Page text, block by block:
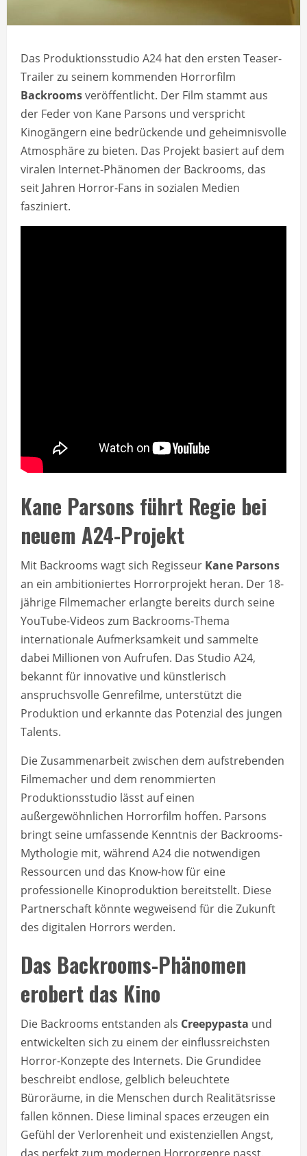
Das Produktionsstudio A24 hat den ersten Teaser-
Trailer zu seinem kommenden Horrorfilm
Backroomsveröffentlicht. Der Film stammt aus
der Feder von Kane Parsons und verspricht
Kinogängern eine bedrückende und geheimnisvolle
Atmosphäre zu bieten. Das Projekt basiert auf dem
viralen Internet-Phänomen der Backrooms, das
seit Jahren Horror-Fans in sozialen Medien
fasziniert.
Kane Parsons führt Regie bei
neuem A24-Projekt
Mit Backrooms wagt sich Regisseur Kane Parsons
an ein ambitioniertes Horrorprojekt heran. Der 18-
jährige Filmemacher erlangte bereits durch seine
YouTube-Videos zum Backrooms-Thema
internationale Aufmerksamkeit und sammelte
dabei Millionen von Aufrufen. Das Studio A24,
bekannt für innovative und künstlerisch
anspruchsvolle Genrefilme, unterstützt die
Produktion und erkannte das Potenzial des jungen
Talents.
Die Zusammenarbeit zwischen dem aufstrebenden
Filmemacher und dem renommierten
Produktionsstudio lässt auf einen
außergewöhnlichen Horrorfilm hoffen. Parsons
bringt seine umfassende Kenntnis der Backrooms-
Mythologie mit, während A24 die notwendigen
Ressourcen und das Know-how für eine
professionelle Kinoproduktion bereitstellt. Diese
Partnerschaft könnte wegweisend für die Zukunft
des digitalen Horrors werden.
Das Backrooms-Phänomen
erobert das Kino
Die Backrooms entstanden als Creepypasta und
entwickelten sich zu einem der einflussreichsten
Horror-Konzepte des Internets. Die Grundidee
beschreibt endlose, gelblich beleuchtete
Büroräume, in die Menschen durch Realitätsrisse
fallen können. Diese liminal spaces erzeugen ein
Gefühl der Verlorenheit und existenziellen Angst,